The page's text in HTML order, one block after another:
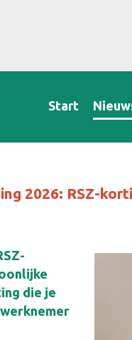
Start
2026: RSZ-
die je